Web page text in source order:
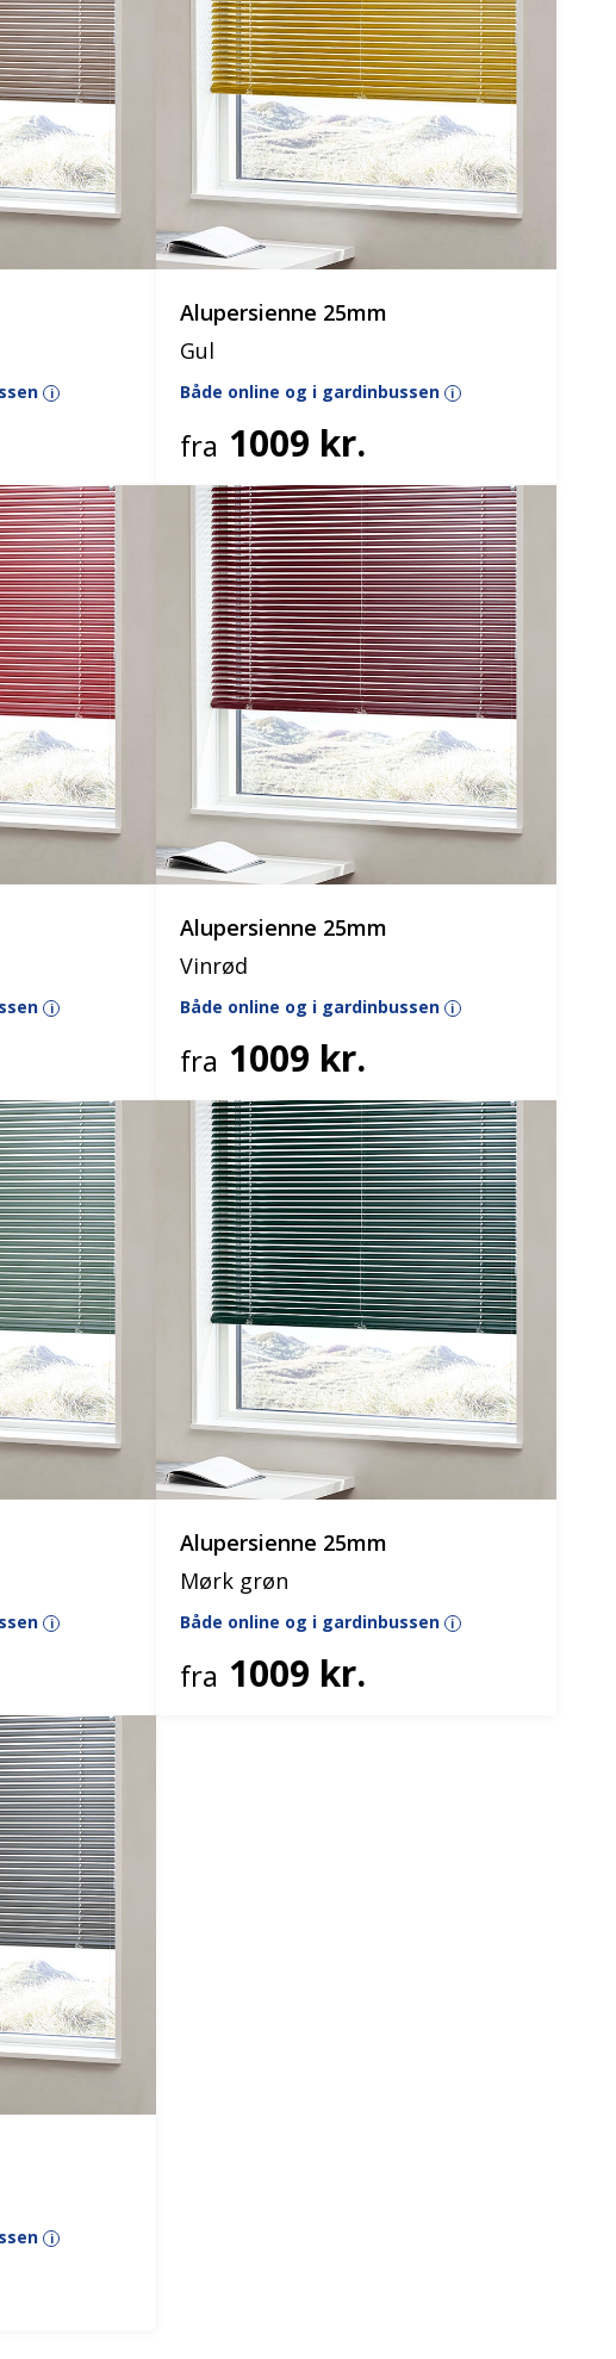
i
Alupersienne 25mm
Gul
Både online og i gardinbussen i
fra 1009 kr.
i
Alupersienne 25mm
Vinrød
Både online og i gardinbussen i
fra 1009 kr.
i
Alupersienne 25mm
Mørk grøn
Både online og i gardinbussen i
fra 1009 kr.
i